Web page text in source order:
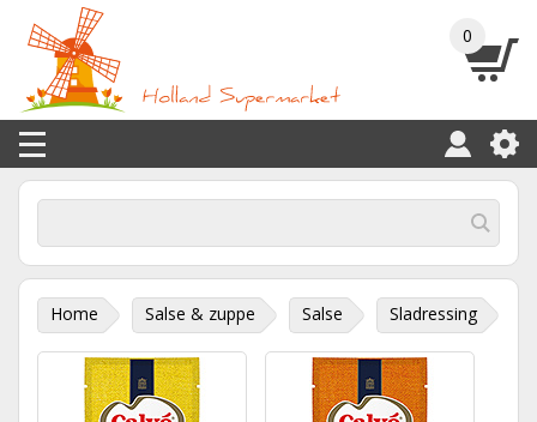
0
Home Salse & zuppe Salse Sladressing